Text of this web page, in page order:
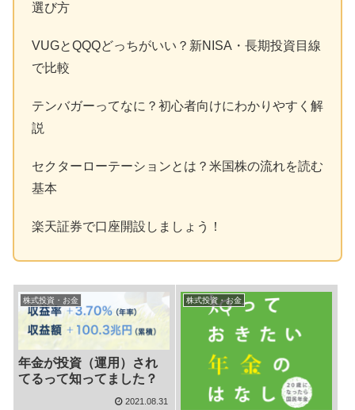
選び方
VUGとQQQどっちがいい？新NISA・長期投資目線
で比較
テンバガーってなに？初心者向けにわかりやすく解
説
セクターローテーションとは？米国株の流れを読む
基本
楽天証券で口座開設しましょう！
株式投資・お金
年金が投資（運用）され
てるって知ってました？
2021.08.31
株式投資・お金